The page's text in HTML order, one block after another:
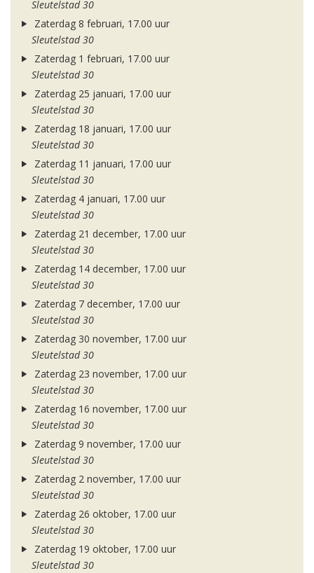
Sleutelstad 30
Zaterdag 8 februari, 17.00 uur
Sleutelstad 30
Zaterdag 1 februari, 17.00 uur
Sleutelstad 30
Zaterdag 25 januari, 17.00 uur
Sleutelstad 30
Zaterdag 18 januari, 17.00 uur
Sleutelstad 30
Zaterdag 11 januari, 17.00 uur
Sleutelstad 30
Zaterdag 4 januari, 17.00 uur
Sleutelstad 30
Zaterdag 21 december, 17.00 uur
Sleutelstad 30
Zaterdag 14 december, 17.00 uur
Sleutelstad 30
Zaterdag 7 december, 17.00 uur
Sleutelstad 30
Zaterdag 30 november, 17.00 uur
Sleutelstad 30
Zaterdag 23 november, 17.00 uur
Sleutelstad 30
Zaterdag 16 november, 17.00 uur
Sleutelstad 30
Zaterdag 9 november, 17.00 uur
Sleutelstad 30
Zaterdag 2 november, 17.00 uur
Sleutelstad 30
Zaterdag 26 oktober, 17.00 uur
Sleutelstad 30
Zaterdag 19 oktober, 17.00 uur
Sleutelstad 30